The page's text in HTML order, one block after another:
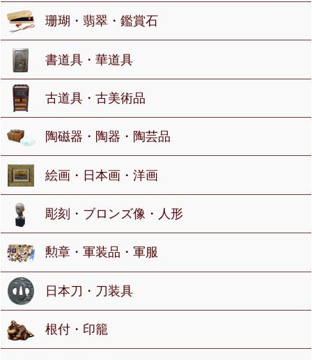
珊瑚・翡翠・鑑賞石
書道具・華道具
古道具・古美術品
陶磁器・陶器・陶芸品
絵画・日本画・洋画
彫刻・ブロンズ像・人形
勲章・軍装品・軍服
日本刀・刀装具
根付・印籠